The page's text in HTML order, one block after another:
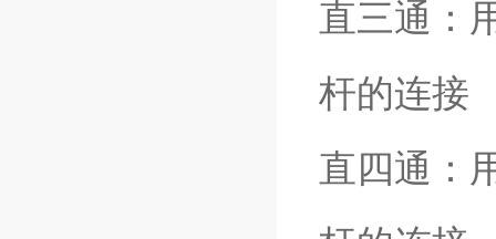
直三通：
杆的连接
直四通：